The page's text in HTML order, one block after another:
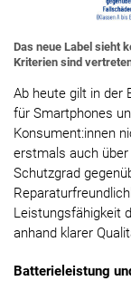
Das neue Label sieht
Kriterien sind
Ab heute gilt in der
für Smartphones
Konsument:innen
erstmals auch über
Schutzgrad
Leistungsfähigkeit
anhand klarer
Batterieleistung